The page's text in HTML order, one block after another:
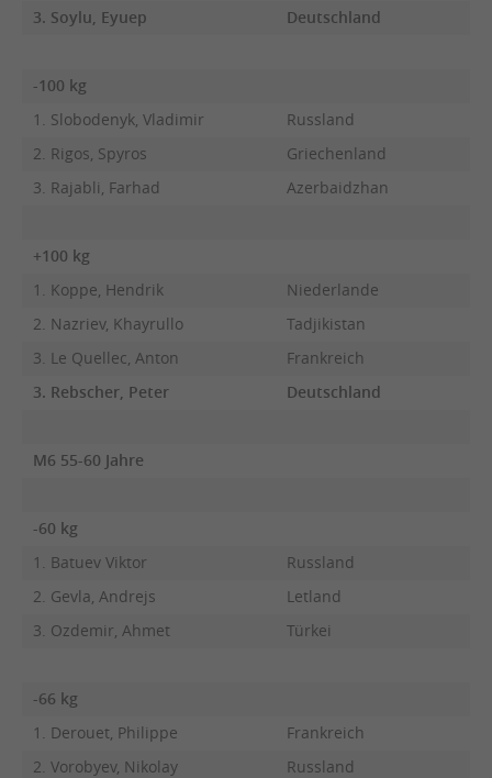
3. Soylu, Eyuep
Deutschland
-100 kg
1. Slobodenyk, Vladimir
Russland
2. Rigos, Spyros
Griechenland
3. Rajabli, Farhad
Azerbaidzhan
+100 kg
1. Koppe, Hendrik
Niederlande
2. Nazriev, Khayrullo
Tadjikistan
3. Le Quellec, Anton
Frankreich
3. Rebscher, Peter
Deutschland
M6 55-60 Jahre
-60 kg
1. Batuev Viktor
Russland
2. Gevla, Andrejs
Letland
3. Ozdemir, Ahmet
Türkei
-66 kg
1. Derouet, Philippe
Frankreich
2. Vorobyev, Nikolay
Russland